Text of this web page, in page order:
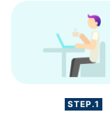
STEP.1